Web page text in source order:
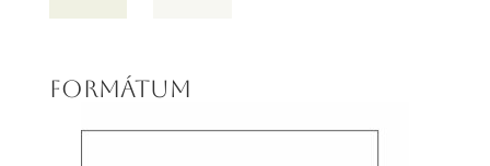
FORMÁTUM